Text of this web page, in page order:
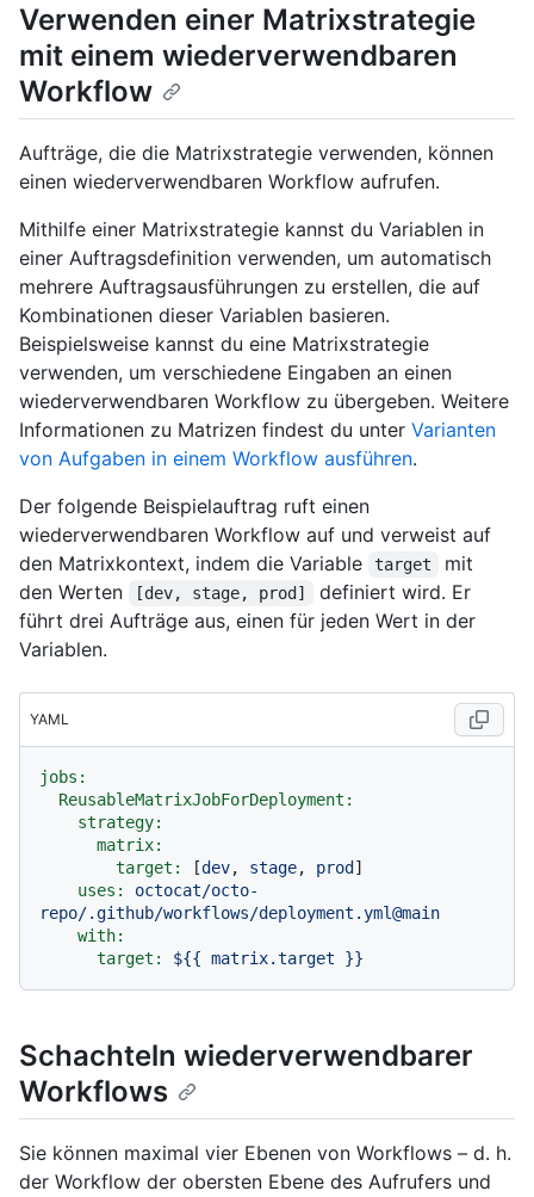
Verwenden einer Matrixstrategie
mit einem wiederverwendbaren
Workflow
Aufträge, die die Matrixstrategie verwenden, können
einen wiederverwendbaren Workflow aufrufen.
Mithilfe einer Matrixstrategie kannst du Variablen in
einer Auftragsdefinition verwenden, um automatisch
mehrere Auftragsausführungen zu erstellen, die auf
Kombinationen dieser Variablen basieren.
Beispielsweise kannst du eine Matrixstrategie
verwenden, um verschiedene Eingaben an einen
wiederverwendbaren Workflow zu übergeben. Weitere
Informationen zu Matrizen findest du unter Varianten
von Aufgaben in einem Workflow ausführen.
Der folgende Beispielauftrag ruft einen
wiederverwendbaren Workflow auf und verweist auf
den Matrixkontext, indem die Variable
target
mit
den Werten
[dev, stage, prod]
definiert wird. Er
führt drei Aufträge aus, einen für jeden Wert in der
Variablen.
YAML
jobs:
ReusableMatrixJobForDeployment:
strategy:
matrix:
target:
[dev, stage, prod ]
uses:
octocat/octo-
repo/.github/workflows/deployment.yml@main
with:
target:
${{ matrix.target }}
Schachteln wiederverwendbarer
Workflows
Sie können maximal vier Ebenen von Workflows – d. h.
der Workflow der obersten Ebene des Aufrufers und